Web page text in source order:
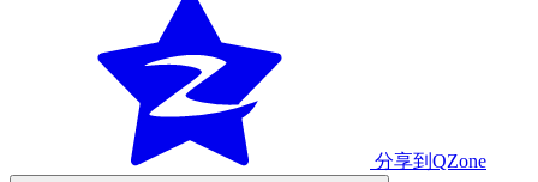
分享到QZone